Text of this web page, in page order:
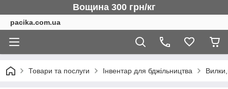
Вощина 300 грн/кг
pacika.com.ua
Товари та послуги Інвентар для бджільництва